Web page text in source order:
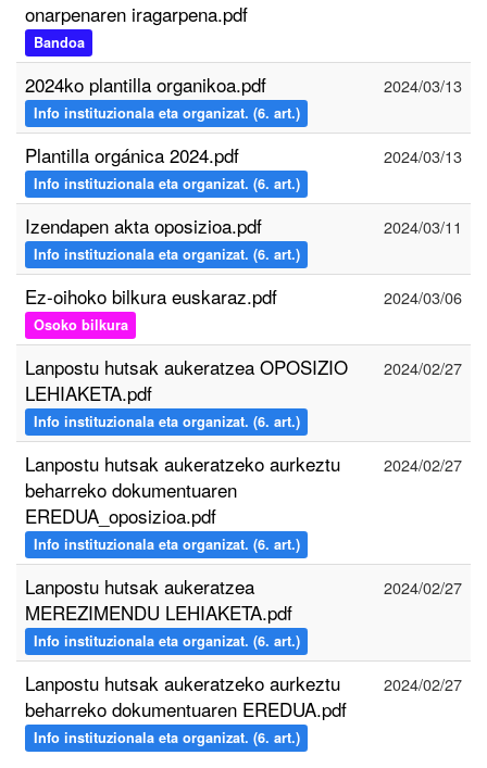
onarpenaren iragarpena.pdf
Bandoa
2024ko plantilla organikoa.pdf
Info instituzionala eta organizat. (6. art.)
2024/03/13
Plantilla orgánica 2024.pdf
Info instituzionala eta organizat. (6. art.)
2024/03/13
Izendapen akta oposizioa.pdf
Info instituzionala eta organizat. (6. art.)
2024/03/11
Ez-oihoko bilkura euskaraz.pdf
Osoko bilkura
2024/03/06
Lanpostu hutsak aukeratzea OPOSIZIO
LEHIAKETA.pdf
Info instituzionala eta organizat. (6. art.)
2024/02/27
Lanpostu hutsak aukeratzeko aurkeztu
beharreko dokumentuaren
EREDUA_oposizioa.pdf
Info instituzionala eta organizat. (6. art.)
2024/02/27
Lanpostu hutsak aukeratzea
MEREZIMENDU LEHIAKETA.pdf
Info instituzionala eta organizat. (6. art.)
2024/02/27
Lanpostu hutsak aukeratzeko aurkeztu
beharreko dokumentuaren EREDUA.pdf
Info instituzionala eta organizat. (6. art.)
2024/02/27